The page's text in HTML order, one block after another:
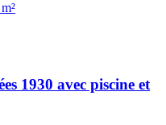
1930 avec piscine et